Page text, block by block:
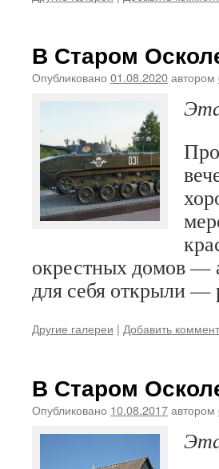
В Старом
Опубликовано 01.08.2020автором
окрестных домов —
для себя открыли
Другие галереи | Добавить
В Старом
Опубликовано 10.08.2017автором